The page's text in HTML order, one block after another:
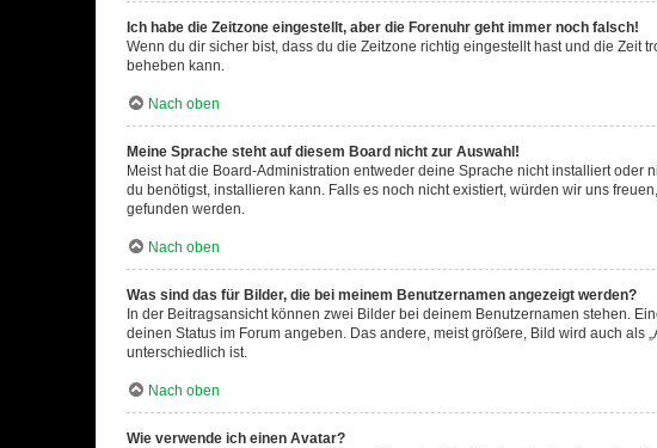
Ich habe die Zeitzone eingestellt, aber die Forenuhr geht immer noch falsch!
Wenn du dir sicher bist, dass du die Zeitzone richtig eingestellt hast und die Zeit
beheben kann.
Nach oben
Meine Sprache steht auf diesem Board nicht zur Auswahl!
Meist hat die Board-Administration entweder deine Sprache nicht installiert
du benötigst, installieren kann. Falls es noch nicht existiert, würden wir uns
gefunden werden.
Nach oben
Was sind das für Bilder, die bei meinem Benutzernamen angezeigt werden?
In der Beitragsansicht können zwei Bilder bei deinem Benutzernamen stehen.
deinen Status im Forum angeben. Das andere, meist größere, Bild wird auch
unterschiedlich ist.
Nach oben
Wie verwende ich einen Avatar?